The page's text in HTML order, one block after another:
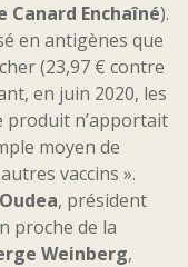
Canard Enchaîné).
en antigènes que
(23,97 € contre
en juin 2020, les
produit n’apportait
moyen de
vaccins ».
, président
proche de la
Weinberg,